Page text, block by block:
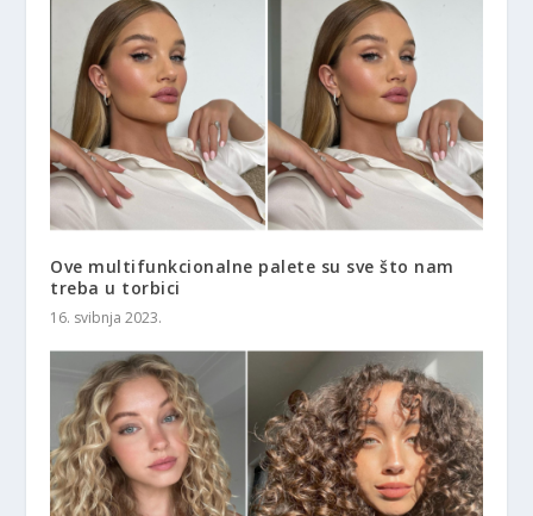
Ove multifunkcionalne palete su sve što nam
treba u torbici
16. svibnja 2023.